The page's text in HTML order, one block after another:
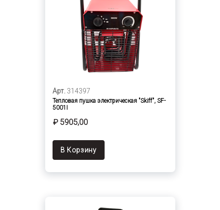
Арт. 314397
Тепловая пушка электрическая "Skiff", SF-
5001I
₽ 5905,00
В Корзину